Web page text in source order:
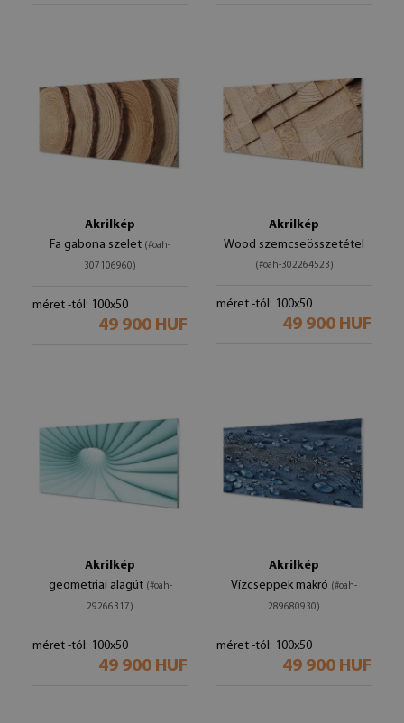
Akrilkép
Fa gabona szelet (#oah-
307106960)
méret -tól: 100x50
49 900 HUF
Akrilkép
Wood szemcseösszetétel
(#oah-302264523)
méret -tól: 100x50
49 900 HUF
Akrilkép
geometriai alagút (#oah-
29266317)
méret -tól: 100x50
49 900 HUF
Akrilkép
Vízcseppek makró (#oah-
289680930)
méret -tól: 100x50
49 900 HUF